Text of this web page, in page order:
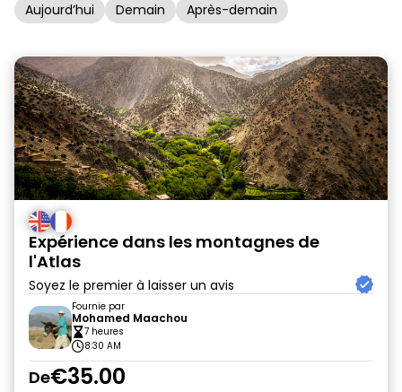
Aujourd’hui Demain Après-demain
Expérience dans les montagnes de
l'Atlas
Soyez le premier à laisser un avis
Fournie par
Mohamed Maachou
7 heures
8:30 AM
De€35.00